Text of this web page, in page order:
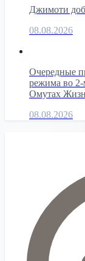
Джимоти
08.08.2026
Очередные
режима во
Омутах
08.08.2026